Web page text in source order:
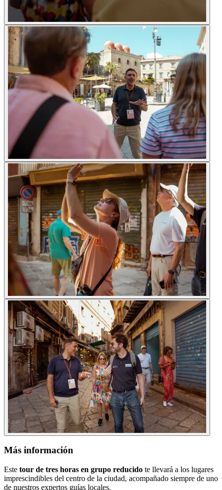
Más información
Este tour de tres horas en grupo reducido te llevará a los lugares
imprescindibles del centro de la ciudad, acompañado siempre de uno
de nuestros expertos guías locales.